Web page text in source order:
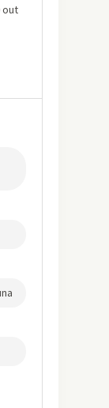
out